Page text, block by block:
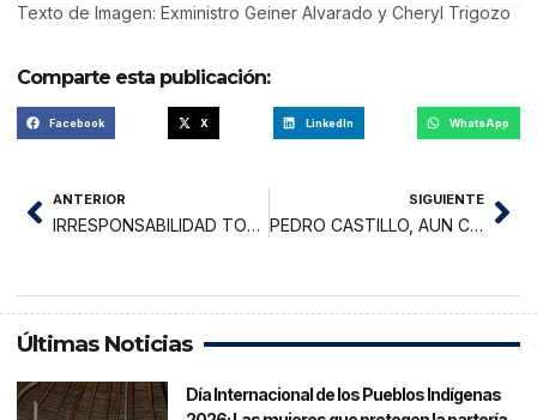
Texto de Imagen: Exministro Geiner Alvarado y Cheryl Trigozo
Comparte esta publicación:
Facebook X LinkedIn WhatsApp
ANTERIOR
IRRESPONSABILIDAD TOTAL
SIGUIENTE
PEDRO CASTILLO, AUN CON LA TORMENTA DE LA MAFIA SE MANTIENE FIRME
Últimas Noticias
Día Internacional de los Pueblos Indígenas